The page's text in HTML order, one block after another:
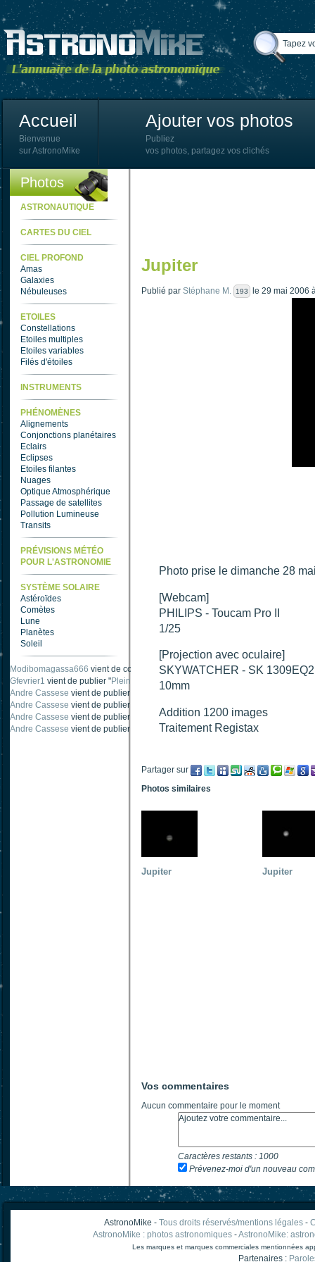
Accueil
Bienvenue
sur AstronoMike
Ajouter vos photos
Publiez
vos photos, partagez vos clichés
Photos
ASTRONAUTIQUE
CARTES DU CIEL
CIEL PROFOND
Amas
Galaxies
Nébuleuses
ETOILES
Constellations
Etoiles multiples
Etoiles variables
Filés d'étoiles
INSTRUMENTS
PHÉNOMÈNES
Alignements
Conjonctions planétaires
Eclairs
Eclipses
Etoiles filantes
Nuages
Optique Atmosphérique
Passage de satellites
Pollution Lumineuse
Transits
PRÉVISIONS MÉTÉO
POUR L'ASTRONOMIE
SYSTÈME SOLAIRE
Astéroïdes
Comètes
Lune
Planètes
Soleil
Modibomagassa666 vient de commenter "Ombre portée d'une traînée d'avion".
Gfevrier1 vient de publier "Pleine Lune - 9 Aout 205
Andre Cassese vient de publier "
Andre Cassese vient de publier "
Andre Cassese vient de publier "
taches solaires et zone active halpha 27 juin
Andre Cassese vient de publier " Protuberance explosive 9 juin 2021 lunette
Jupiter
Publié par Stéphane M. 193 le 29 mai 2006
Photo prise le dimanche 28
[Webcam]
PHILIPS - Toucam Pro II
1/25
[Projection avec oculaire]
SKYWATCHER - SK 1309EQ2
10mm
Addition 1200 images
Traitement Registax
Partager sur
Photos similaires
Jupiter Jupiter
Vos commentaires
Aucun commentaire pour le moment
Caractères restants : 1000
Prévenez-moi d'un nouveau
AstronoMike - Tous droits réservés/mentions légales-
AstronoMike : photos astronomiques -AstronoMike:
Les marques et marques commerciales mentionnées
Partenaires :